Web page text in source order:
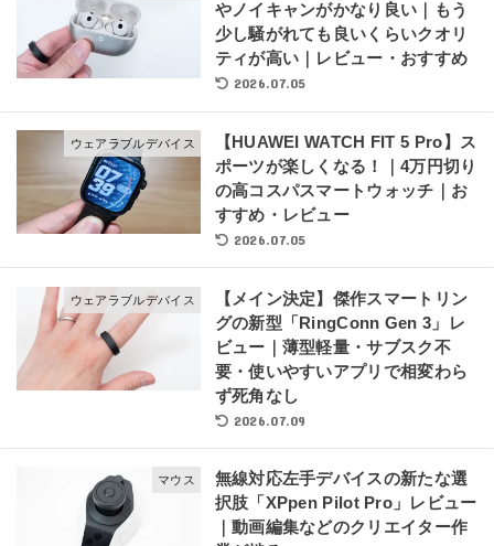
やノイキャンがかなり良い｜もう
少し騒がれても良いくらいクオリ
ティが高い｜レビュー・おすすめ
2026.07.05
ウェアラブルデバイス
【HUAWEI WATCH FIT 5 Pro】ス
ポーツが楽しくなる！｜4万円切り
の高コスパスマートウォッチ｜お
すすめ・レビュー
2026.07.05
ウェアラブルデバイス
【メイン決定】傑作スマートリン
グの新型「RingConn Gen 3」レ
ビュー｜薄型軽量・サブスク不
要・使いやすいアプリで相変わら
ず死角なし
2026.07.09
マウス
無線対応左手デバイスの新たな選
択肢「XPpen Pilot Pro」レビュー
｜動画編集などのクリエイター作